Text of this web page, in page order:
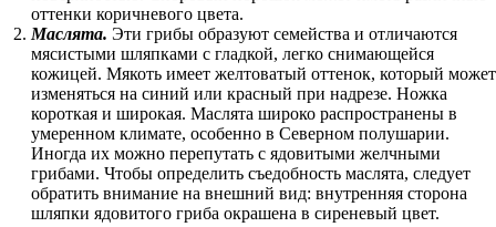
оттенки коричневого цвета.
Маслята. Эти грибы образуют семейства и отличаются
мясистыми шляпками с гладкой, легко снимающейся
кожицей. Мякоть имеет желтоватый оттенок, который может
изменяться на синий или красный при надрезе. Ножка
короткая и широкая. Маслята широко распространены в
умеренном климате, особенно в Северном полушарии.
Иногда их можно перепутать с ядовитыми желчными
грибами. Чтобы определить съедобность маслята, следует
обратить внимание на внешний вид: внутренняя сторона
шляпки ядовитого гриба окрашена в сиреневый цвет.